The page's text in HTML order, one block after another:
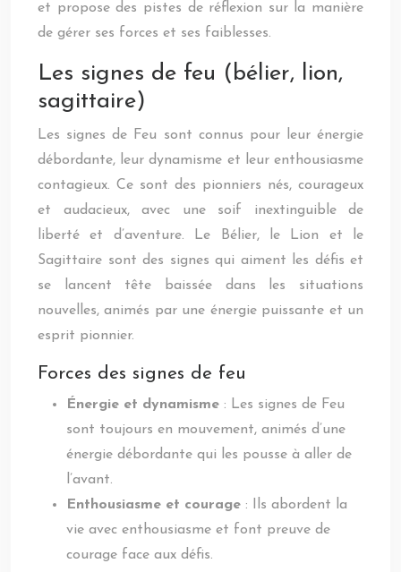
et propose des pistes de réflexion sur la manière
de gérer ses forces et ses faiblesses.
Les signes de feu (bélier, lion,
sagittaire)
Les signes de Feu sont connus pour leur énergie
débordante, leur dynamisme et leur enthousiasme
contagieux. Ce sont des pionniers nés, courageux
et audacieux, avec une soif inextinguible de
liberté et d’aventure. Le Bélier, le Lion et le
Sagittaire sont des signes qui aiment les défis et
se lancent tête baissée dans les situations
nouvelles, animés par une énergie puissante et un
esprit pionnier.
Forces des signes de feu
Énergie et dynamisme : Les signes de Feu
sont toujours en mouvement, animés d’une
énergie débordante qui les pousse à aller de
l’avant.
Enthousiasme et courage : Ils abordent la
vie avec enthousiasme et font preuve de
courage face aux défis.